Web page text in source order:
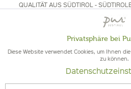
QUALITÄT AUS SÜDTIROL -
QUALITÄT
Privatsphäre bei
Diese Website verwendet Cookies, um Ihnen
zu können.